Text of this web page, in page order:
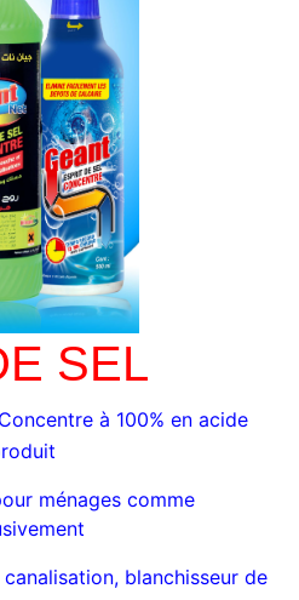
SEL
Concentre à 100% en acide
ménages comme
blanchisseur de